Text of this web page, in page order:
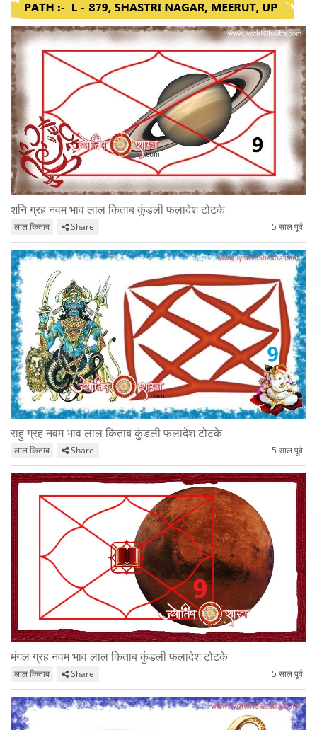
शनि ग्रह नवम भाव लाल किताब कुंडली फलादेश टोटके
लाल किताब Share 5 साल पूर्व
राहु ग्रह नवम भाव लाल किताब कुंडली फलादेश टोटके
लाल किताब Share 5 साल पूर्व
मंगल ग्रह नवम भाव लाल किताब कुंडली फलादेश टोटके
लाल किताब Share 5 साल पूर्व